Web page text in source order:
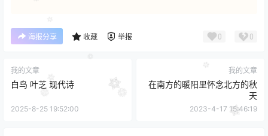
海报分享 收藏 举报 0 0
我的文章
白鸟 叶芝 现代诗
2025-8-25 19:52:00
我的文章
在南方的暖阳里怀念北方的秋
天
2023-4-17 15:46:19